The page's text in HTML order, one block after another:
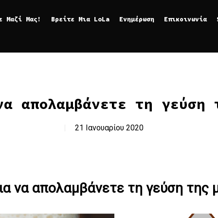
Μαζί Μας! Βρείτε Μια LoLa Ενημέρωση Επικοινωνία
απολαμβάνετε τη γεύση
21 Ιανουαρίου 2020
να απολαμβάνετε τη γεύση της